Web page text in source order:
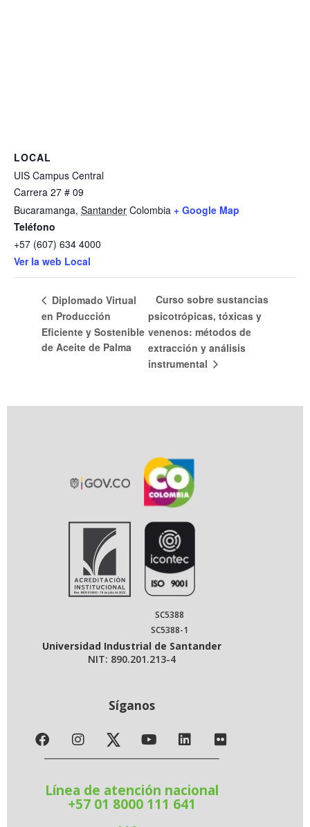
LOCAL
UIS Campus Central
Carrera 27 # 09
Bucaramanga, Santander Colombia + Google Map
Teléfono
+57 (607) 634 4000
Ver la web Local
Diplomado Virtual
en Producción
Eficiente y Sostenible
de Aceite de Palma
Curso sobre sustancias
psicotrópicas, tóxicas y
venenos: métodos de
extracción y análisis
instrumental